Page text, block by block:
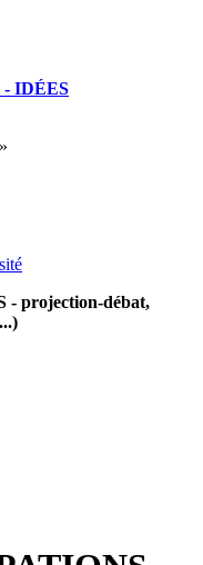
- IDÉES
- projection-débat,